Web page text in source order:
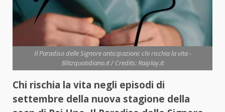
Il Paradiso delle Signore anticipazioni: chi rischia la vita -
Blitzquotidiano.it / Credits: Raiplay.it
Chi rischia la vita negli episodi di
settembre della nuova stagione della